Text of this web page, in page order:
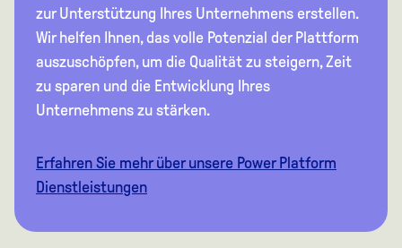
zur Unterstützung Ihres Unternehmens erstellen.
Wir helfen Ihnen, das volle Potenzial der Plattform
auszuschöpfen, um die Qualität zu steigern, Zeit
zu sparen und die Entwicklung Ihres
Unternehmens zu stärken.
Erfahren Sie mehr über unsere Power Platform
Dienstleistungen